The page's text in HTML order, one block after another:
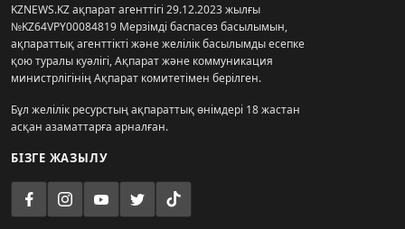
KZNEWS.KZ ақпарат агенттігі 29.12.2023 жылғы
№KZ64VPY00084819 Мерзімді баспасөз басылымын,
ақпараттық агенттікті және желілік басылымды есепке
қою туралы куәлігі, Ақпарат және коммуникация
министрлігінің Ақпарат комитетімен берілген.
Бұл желілік ресурстың ақпараттық өнімдері 18 жастан
асқан азаматтарға арналған.
БІЗГЕ ЖАЗЫЛУ